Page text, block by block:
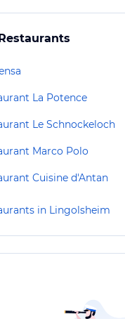
La Potence
Le Schnockeloch
Marco Polo
Cuisine d'Antan
in Lingolsheim